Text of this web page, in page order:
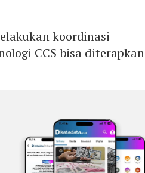
koordinasi
CCS bisa diterapkan